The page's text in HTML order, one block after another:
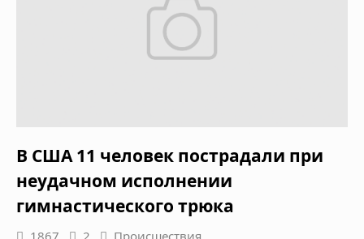
В США 11 человек пострадали при
неудачном исполнении
гимнастического трюка